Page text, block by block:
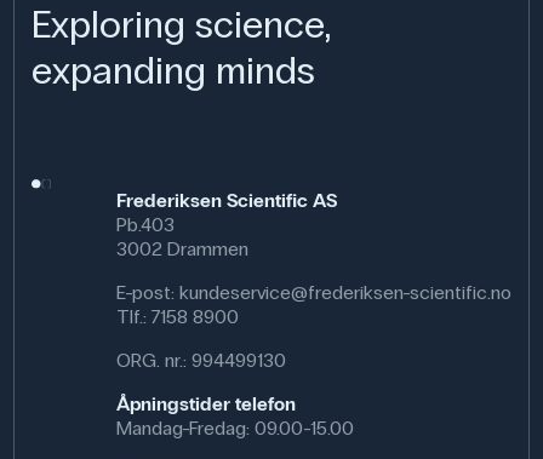
Exploring science,
expanding minds
Frederiksen Scientific AS
Pb.403
3002 Drammen
E-post: kundeservice@frederiksen-scientific.no
Tlf.: 7158 8900
ORG. nr.: 994499130
Åpningstider telefon
Mandag-Fredag: 09.00-15.00